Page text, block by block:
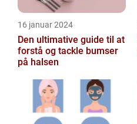
16 januar 2024
Den ultimative guide til at
forstå og tackle bumser
på halsen